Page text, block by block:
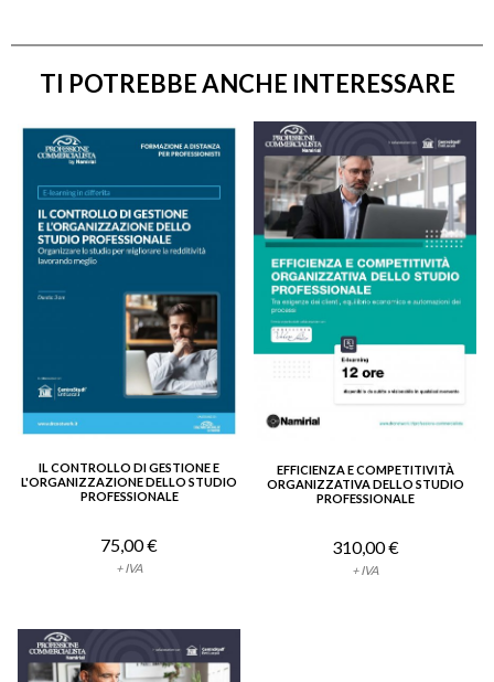
TI POTREBBE ANCHE INTERESSARE
VEDI DETTAGLIO
IL CONTROLLO DI GESTIONE E
L'ORGANIZZAZIONE DELLO STUDIO
PROFESSIONALE
75,00 €
+ IVA
VEDI DETTAGLIO
EFFICIENZA E COMPETITIVITÀ
ORGANIZZATIVA DELLO STUDIO
PROFESSIONALE
310,00 €
+ IVA